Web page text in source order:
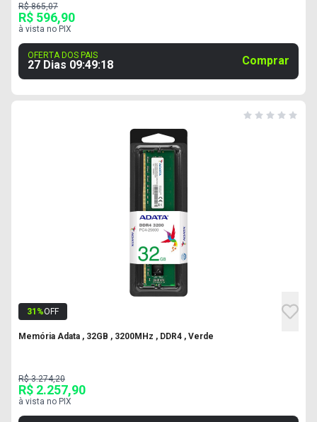
R$ 865,07
R$ 596,90
à vista no PIX
OFERTA DOS PAIS
27 Dias 09:49:17 Comprar
31 %OFF
Memória Adata , 32GB , 3200MHz , DDR4 , Verde
R$ 3.274,20
R$ 2.257,90
à vista no PIX